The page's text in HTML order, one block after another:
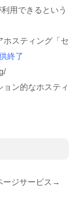
用できるという
ホスティング「セ
終了
ン的なホスティ
ージサービス→